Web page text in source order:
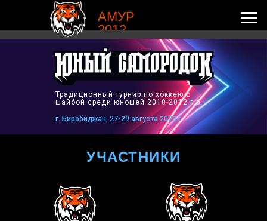
АМУР
2012
Традиционный турнир по хоккею с
шайбой среди юношей 2010-2012 г.р.
г. Биробиджан, 27-29 августа 2023 г.
УЧАСТНИКИ